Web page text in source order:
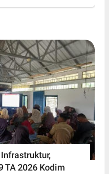
TA 2026 Kodim